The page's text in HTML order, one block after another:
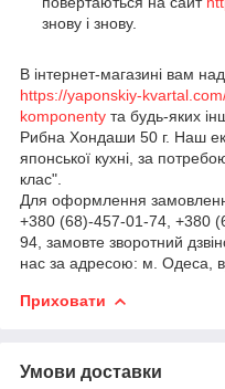
знову і знову.
В інтернет-магазині вам
https://yaponskiy-
komponenty та будь-яких
Рибна Хондаши 50 г. Наш
японської кухні, за
клас".
Для оформлення
+380 (68)-457-01-74, +380
94, замовте зворотний
нас за адресою: м. Одеса,
Приховати
Умови доставки